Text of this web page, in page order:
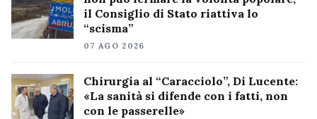
il Consiglio di Stato riattiva lo
“scisma”
07 AGO 2026
Chirurgia al “Caracciolo”, Di Lucente:
«La sanità si difende con i fatti, non
con le passerelle»